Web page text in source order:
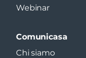
Webinar
Comunicasa
Chi siamo